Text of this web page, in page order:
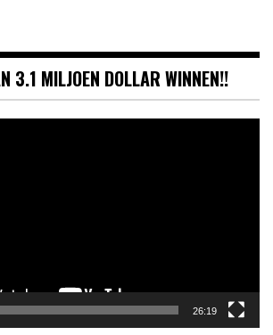
3.1 MILJOEN DOLLAR WINNEN!!
26:19